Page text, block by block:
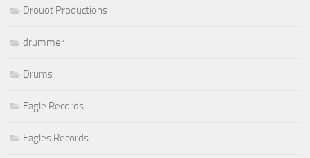
Drouot Productions
drummer
Drums
Eagle Records
Eagles Records